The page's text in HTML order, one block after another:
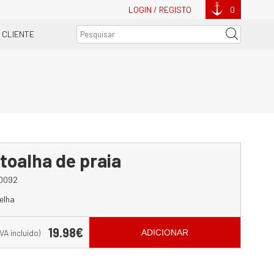
LOGIN / REGISTO 0
CLIENTE
de praia
incluído) 19.98€ ADICIONAR